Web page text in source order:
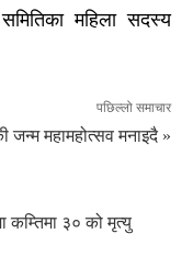
महिला सदस्य
पछिल्लो समाचार
जन्म महामहोत्सव मनाइदै »
३० को मृत्यु